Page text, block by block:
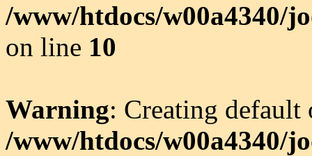
/www/htdocs/w00a4340/
on line 10
Warning: Creating
/www/htdocs/w00a4340/